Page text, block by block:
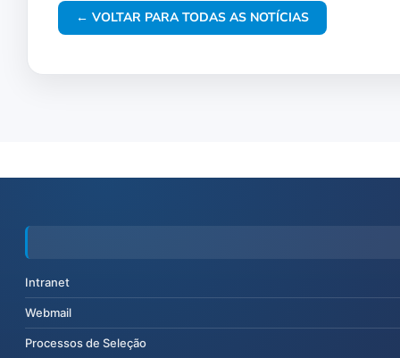
← VOLTAR PARA TODAS AS NOTÍCIAS
Intranet
Webmail
Processos de Seleção